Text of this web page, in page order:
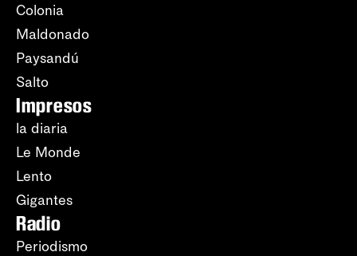
Colonia
Maldonado
Paysandú
Salto
Impresos
la diaria
Le Monde
Lento
Gigantes
Radio
Periodismo